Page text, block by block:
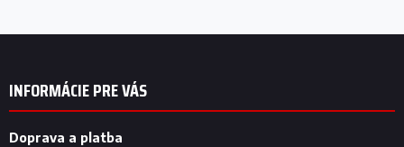
Z
INFORMÁCIE PRE VÁS
Doprava a platba